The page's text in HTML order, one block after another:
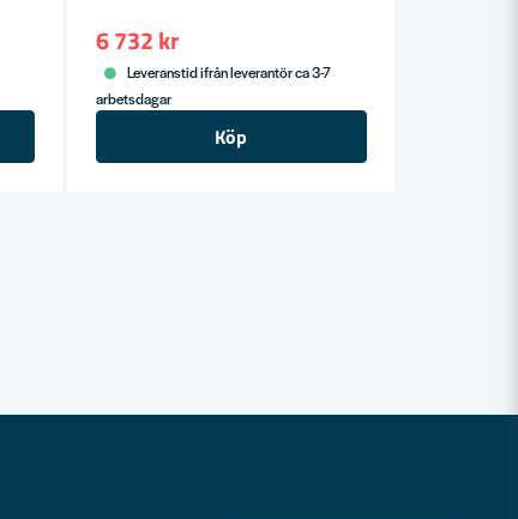
6 732 kr
Leveranstid ifrån leverantör ca 3-7
arbetsdagar
Köp